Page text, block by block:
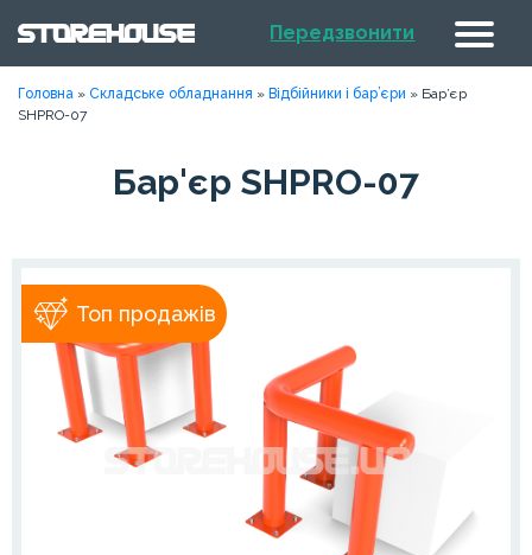
Передзвонити
Головна » Складське обладнання » Відбійники і бар’єри » Бар’єр
SHPRO-07
Бар'єр SHPRO-07
Топ продажів